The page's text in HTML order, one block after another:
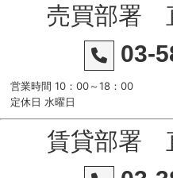
売買部署
03-
営業時間 10：00～18：00
定休日 水曜日
賃貸部署